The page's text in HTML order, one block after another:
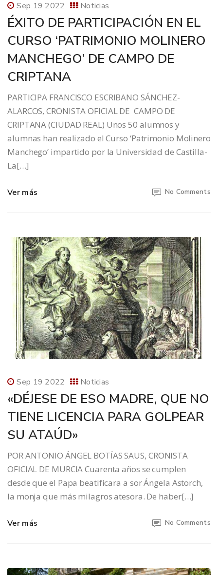
Sep 19 2022 Noticias
ÉXITO DE PARTICIPACIÓN EN EL
CURSO ‘PATRIMONIO MOLINERO
MANCHEGO’ DE CAMPO DE
CRIPTANA
PARTICIPA FRANCISCO ESCRIBANO SÁNCHEZ-
ALARCOS, CRONISTA OFICIAL DE CAMPO DE
CRIPTANA (CIUDAD REAL) Unos 50 alumnos y
alumnas han realizado el Curso ‘Patrimonio Molinero
Manchego’ impartido por la Universidad de Castilla-
La[…]
Ver más No Comments
Sep 19 2022 Noticias
«DÉJESE DE ESO MADRE, QUE NO
TIENE LICENCIA PARA GOLPEAR
SU ATAÚD»
POR ANTONIO ÁNGEL BOTÍAS SAUS, CRONISTA
OFICIAL DE MURCIA Cuarenta años se cumplen
desde que el Papa beatificara a sor Ángela Astorch,
la monja que más milagros atesora. De haber[…]
Ver más No Comments